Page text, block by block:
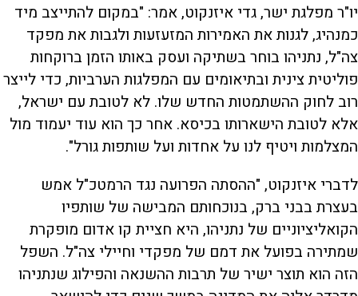
יו"ר מפלגת ישר, גדי איזנקוט, אמר: "במקום להתייצב מיד
כמנהיג, לגנות את האמירות המזעזעות ולגבות את מפקד
צה"ל, נתניהו בוחר בשתיקה ועסק באותו הזמן ברוקחות
פוליטית צינית ובתיאומים עם המפלגות הערביות, כדי לייצר
רוב לחוק ההשתמטות החדש שלו. לא לטובת עם ישראל,
אלא לטובת הישארותו בכיסא. אחר כך הוא עוד יעמוד מול
המצלמות ויטיף לנו על אחדות ועל שותפות גורל".
לדברי איזנקוט, "ההסתה הפרועה נגד הרמטכ"ל אמש
בעצרת בבני ברק, בנוכחותם המבישה של שותפיו
הקואליציוניים של נתניהו, היא חציית קו אדום מופקרת
שמתירה בפועל את דמם של מפקדי וחיילי צה"ל. השפל
הזה הוא תוצר ישיר של תרבות ההשנאה והפילוג שנתניהו